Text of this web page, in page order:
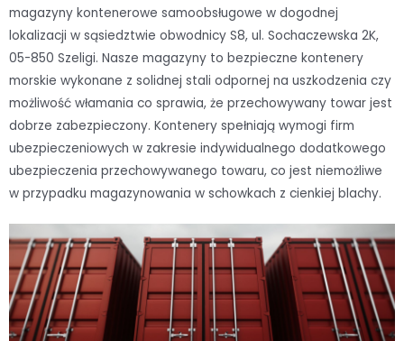
magazyny kontenerowe samoobsługowe w dogodnej
lokalizacji w sąsiedztwie obwodnicy S8, ul. Sochaczewska 2K,
05-850 Szeligi. Nasze magazyny to bezpieczne kontenery
morskie wykonane z solidnej stali odpornej na uszkodzenia czy
możliwość włamania co sprawia, że przechowywany towar jest
dobrze zabezpieczony. Kontenery spełniają wymogi firm
ubezpieczeniowych w zakresie indywidualnego dodatkowego
ubezpieczenia przechowywanego towaru, co jest niemożliwe
w przypadku magazynowania w schowkach z cienkiej blachy.